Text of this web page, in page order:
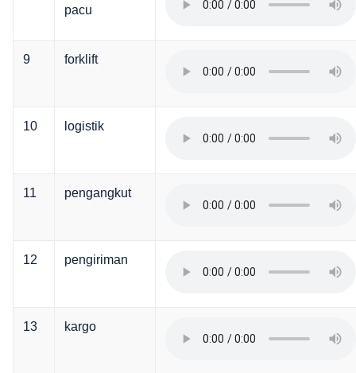
pacu
9 forklift
10 logistik
11 pengangkut
12 pengiriman
13 kargo